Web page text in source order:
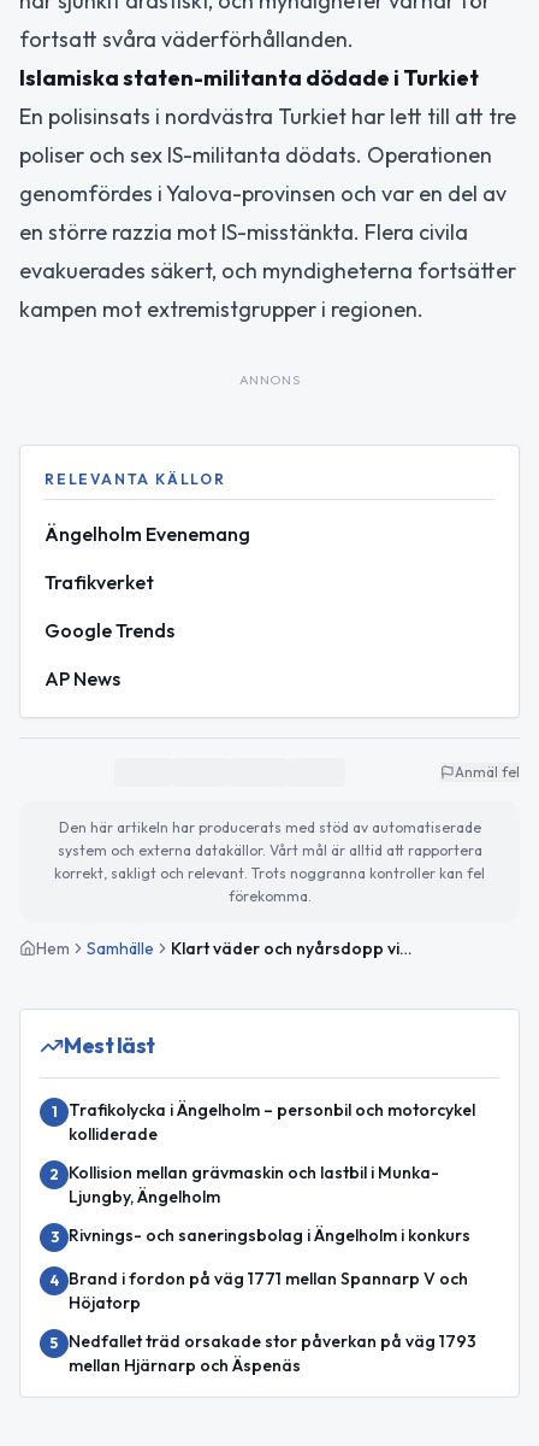
fortsatt svåra väderförhållanden.
Islamiska staten-militanta dödade i Turkiet
En polisinsats i nordvästra Turkiet har lett till att tre
poliser och sex IS-militanta dödats. Operationen
genomfördes i Yalova-provinsen och var en del av
en större razzia mot IS-misstänkta. Flera civila
evakuerades säkert, och myndigheterna fortsätter
kampen mot extremistgrupper i regionen.
ANNONS
RELEVANTA KÄLLOR
Ängelholm Evenemang
Trafikverket
Google Trends
AP News
Anmäl fel
Den här artikeln har producerats med stöd av automatiserade
system och externa datakällor. Vårt mål är alltid att rapportera
korrekt, sakligt och relevant. Trots noggranna kontroller kan fel
förekomma.
Hem Samhälle Klart väder och nyårsdopp vid Klitterhus – planera för helgens evenemang
Mest läst
1
Trafikolycka i Ängelholm – personbil och motorcykel
kolliderade
2
Kollision mellan grävmaskin och lastbil i Munka-
Ljungby, Ängelholm
3 Rivnings- och saneringsbolag i Ängelholm i konkurs
4
Brand i fordon på väg 1771 mellan Spannarp V och
Höjatorp
5
Nedfallet träd orsakade stor påverkan på väg 1793
mellan Hjärnarp och Äspenäs